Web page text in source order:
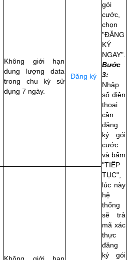
gói
cước,
chọn
"ĐĂNG
KÝ
NGAY".
Bước
3:
Nhập
số điện
thoại
cần
đăng
ký gói
cước
và bấm
"TIẾP
TỤC",
lúc này
hệ
thống
sẽ trả
mã xác
thực
đăng
ký gói
Không giới hạn
dung lượng data
trong chu kỳ sử
dụng 7 ngày.
Đăng ký